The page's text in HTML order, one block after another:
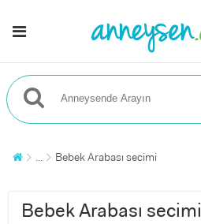
... Bebek Arabası secimi
Bebek Arabası secimi